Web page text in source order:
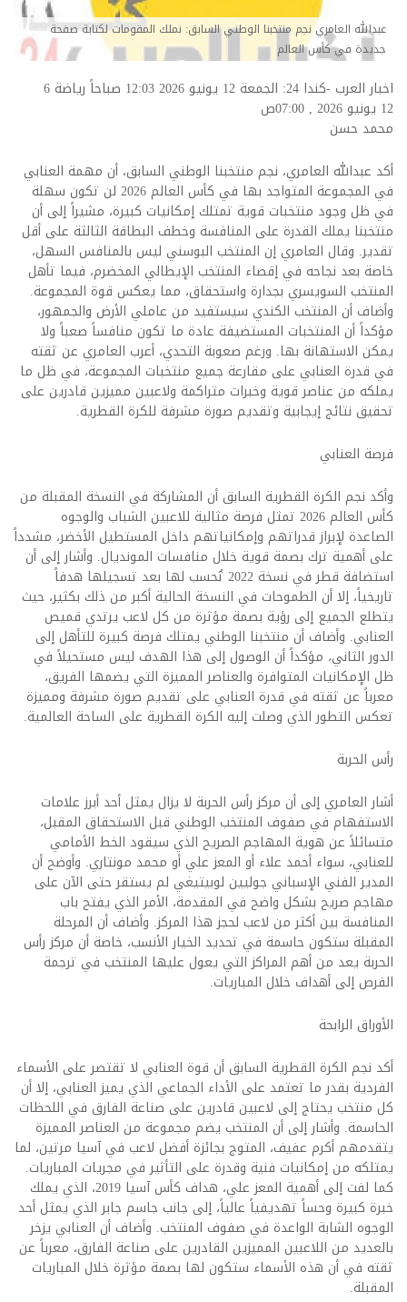
عبدالله العامري نجم منتخبنا الوطني السابق: نملك المقومات لكتابة صفحة
جديدة في كأس العالم
اخبار العرب -كندا 24: الجمعة 12 يونيو 2026 12:03 صباحاً رياضة
6
12 يونيو 2026 , 07:00ص
محمد حسن
أكد عبدالله العامري، نجم منتخبنا الوطني السابق، أن مهمة العنابي
في المجموعة المتواجد بها في كأس العالم 2026 لن تكون سهلة
في ظل وجود منتخبات قوية تمتلك إمكانيات كبيرة، مشيراً إلى أن
منتخبنا يملك القدرة على المنافسة وخطف البطاقة الثالثة على أقل
تقدير. وقال العامري إن المنتخب البوسني ليس بالمنافس السهل،
خاصة بعد نجاحه في إقصاء المنتخب الإيطالي المخضرم، فيما تأهل
المنتخب السويسري بجدارة واستحقاق، مما يعكس قوة المجموعة.
وأضاف أن المنتخب الكندي سيستفيد من عاملي الأرض والجمهور،
مؤكداً أن المنتخبات المستضيفة عادة ما تكون منافساً صعباً ولا
يمكن الاستهانة بها. ورغم صعوبة التحدي، أعرب العامري عن ثقته
في قدرة العنابي على مقارعة جميع منتخبات المجموعة، في ظل ما
يملكه من عناصر قوية وخبرات متراكمة ولاعبين مميزين قادرين على
تحقيق نتائج إيجابية وتقديم صورة مشرفة للكرة القطرية.
فرصة العنابي
وأكد نجم الكرة القطرية السابق أن المشاركة في النسخة المقبلة من
كأس العالم 2026 تمثل فرصة مثالية للاعبين الشباب والوجوه
الصاعدة لإبراز قدراتهم وإمكانياتهم داخل المستطيل الأخضر، مشدداً
على أهمية ترك بصمة قوية خلال منافسات المونديال. وأشار إلى أن
استضافة قطر في نسخة 2022 تُحسب لها بعد تسجيلها هدفاً
تاريخياً، إلا أن الطموحات في النسخة الحالية أكبر من ذلك بكثير، حيث
يتطلع الجميع إلى رؤية بصمة مؤثرة من كل لاعب يرتدي قميص
العنابي. وأضاف أن منتخبنا الوطني يمتلك فرصة كبيرة للتأهل إلى
الدور الثاني، مؤكداً أن الوصول إلى هذا الهدف ليس مستحيلاً في
ظل الإمكانيات المتوافرة والعناصر المميزة التي يضمها الفريق،
معرباً عن ثقته في قدرة العنابي على تقديم صورة مشرفة ومميزة
تعكس التطور الذي وصلت إليه الكرة القطرية على الساحة العالمية.
رأس الحربة
أشار العامري إلى أن مركز رأس الحربة لا يزال يمثل أحد أبرز علامات
الاستفهام في صفوف المنتخب الوطني قبل الاستحقاق المقبل،
متسائلاً عن هوية المهاجم الصريح الذي سيقود الخط الأمامي
للعنابي، سواء أحمد علاء أو المعز علي أو محمد مونتاري. وأوضح أن
المدير الفني الإسباني جوليين لوبيتيغي لم يستقر حتى الآن على
مهاجم صريح بشكل واضح في المقدمة، الأمر الذي يفتح باب
المنافسة بين أكثر من لاعب لحجز هذا المركز. وأضاف أن المرحلة
المقبلة ستكون حاسمة في تحديد الخيار الأنسب، خاصة أن مركز رأس
الحربة يعد من أهم المراكز التي يعول عليها المنتخب في ترجمة
الفرص إلى أهداف خلال المباريات.
الأوراق الرابحة
أكد نجم الكرة القطرية السابق أن قوة العنابي لا تقتصر على الأسماء
الفردية بقدر ما تعتمد على الأداء الجماعي الذي يميز العنابي، إلا أن
كل منتخب يحتاج إلى لاعبين قادرين على صناعة الفارق في اللحظات
الحاسمة. وأشار إلى أن المنتخب يضم مجموعة من العناصر المميزة
يتقدمهم أكرم عفيف، المتوج بجائزة أفضل لاعب في آسيا مرتين، لما
يمتلكه من إمكانيات فنية وقدرة على التأثير في مجريات المباريات.
كما لفت إلى أهمية المعز علي، هداف كأس آسيا 2019، الذي يملك
خبرة كبيرة وحساً تهديفياً عالياً، إلى جانب جاسم جابر الذي يمثل أحد
الوجوه الشابة الواعدة في صفوف المنتخب. وأضاف أن العنابي يزخر
بالعديد من اللاعبين المميزين القادرين على صناعة الفارق، معرباً عن
ثقته في أن هذه الأسماء ستكون لها بصمة مؤثرة خلال المباريات
المقبلة.